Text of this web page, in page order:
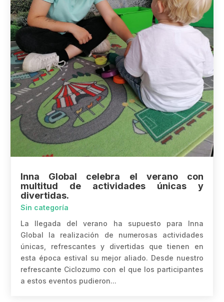
Inna Global celebra el verano con
multitud de actividades únicas y
divertidas.
Sin categoría
La llegada del verano ha supuesto para Inna
Global la realización de numerosas actividades
únicas, refrescantes y divertidas que tienen en
esta época estival su mejor aliado. Desde nuestro
refrescante Ciclozumo con el que los participantes
a estos eventos pudieron...